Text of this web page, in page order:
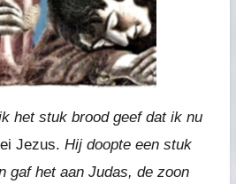
het stuk brood geef dat ik nu
Jezus. Hij doopte een stuk
gaf het aan Judas, de zoon